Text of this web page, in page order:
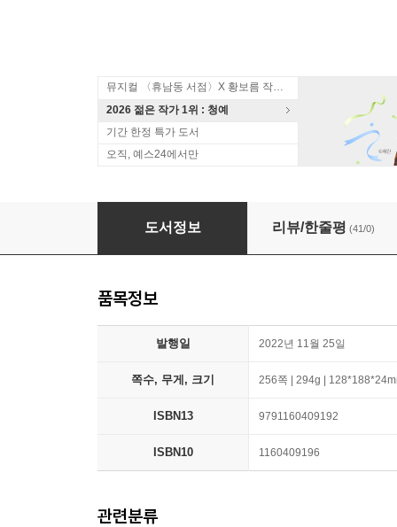
뮤지컬 〈휴남동 서점〉X 황보름 작가 북토크
2026 젊은 작가 1위 : 청예
기간 한정 특가 도서
오직, 예스24에서만
올리앤더
도서정보 리뷰/한줄평 (41/0)
품목정보
발행일 2022년 11월 25일
쪽수, 무게, 크기 256쪽 | 294g |
ISBN13 9791160409192
ISBN10 1160409196
관련분류